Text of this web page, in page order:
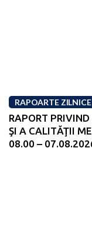
RAPOARTE
RAPORT
ŞI A CALITĂŢII
08.00 –